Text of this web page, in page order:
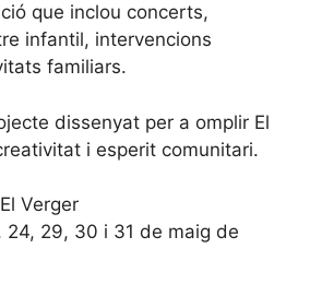
que inclou concerts,
infantil, intervencions
familiars.
dissenyat per a omplir El
i esperit comunitari.
El Verger
24, 29, 30 i 31 de maig de